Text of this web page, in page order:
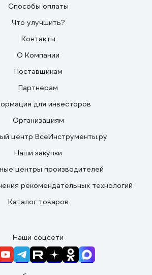
Способы оплаты
Что улучшить?
Контакты
О Компании
Поставщикам
Партнерам
для инвесторов
Организациям
центр ВсеИнструменты.ру
Наши закупки
центры производителей
рекомендательных технологий
Каталог товаров
Наши соцсети